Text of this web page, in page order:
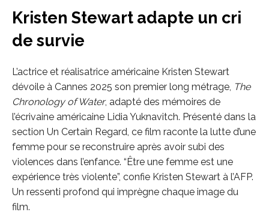
Kristen Stewart adapte un cri
de survie
L’actrice et réalisatrice américaine Kristen Stewart
dévoile à Cannes 2025 son premier long métrage, The
Chronology of Water, adapté des mémoires de
l’écrivaine américaine Lidia Yuknavitch. Présenté dans la
section Un Certain Regard, ce film raconte la lutte d’une
femme pour se reconstruire après avoir subi des
violences dans l’enfance. “Être une femme est une
expérience très violente”, confie Kristen Stewart à l’AFP.
Un ressenti profond qui imprègne chaque image du
film.